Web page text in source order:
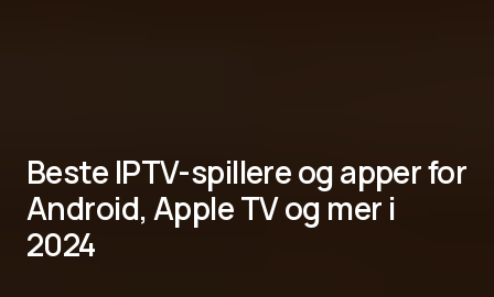
Beste IPTV-spillere og apper for
Android, Apple TV og mer i
2024